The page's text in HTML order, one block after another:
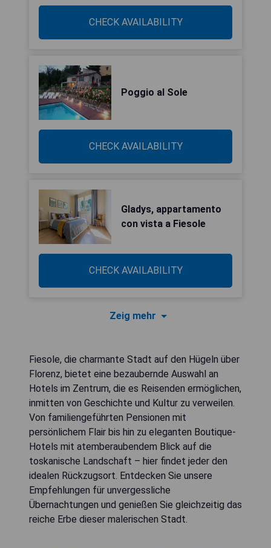
CHECK AVAILABILITY
Poggio al Sole
CHECK AVAILABILITY
Gladys, appartamento
con vista a Fiesole
CHECK AVAILABILITY
Zeig mehr
Fiesole, die charmante Stadt auf den Hügeln über
Florenz, bietet eine bezaubernde Auswahl an
Hotels im Zentrum, die es Reisenden ermöglichen,
inmitten von Geschichte und Kultur zu verweilen.
Von familiengeführten Pensionen mit
persönlichem Flair bis hin zu eleganten Boutique-
Hotels mit atemberaubendem Blick auf die
toskanische Landschaft – hier findet jeder den
idealen Rückzugsort. Entdecken Sie unsere
Empfehlungen für unvergessliche
Übernachtungen und genießen Sie gleichzeitig das
reiche Erbe dieser malerischen Stadt.